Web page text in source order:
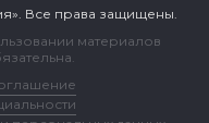
Все права защищены.
материалов